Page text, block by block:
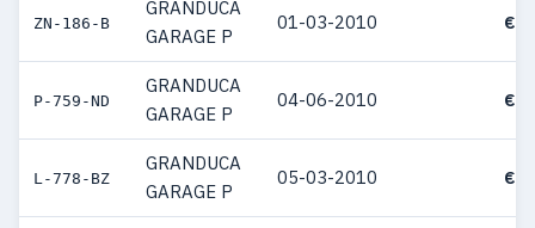
ZN-186-B
GRANDUCA
GARAGE P
01-03-2010 €
P-759-ND
GRANDUCA
GARAGE P
04-06-2010 €
L-778-BZ
GRANDUCA
GARAGE P
05-03-2010 €